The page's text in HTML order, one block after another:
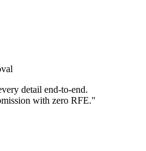
detail end-to-end.
with zero RFE."